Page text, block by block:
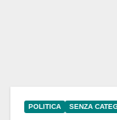
POLITICA SENZA